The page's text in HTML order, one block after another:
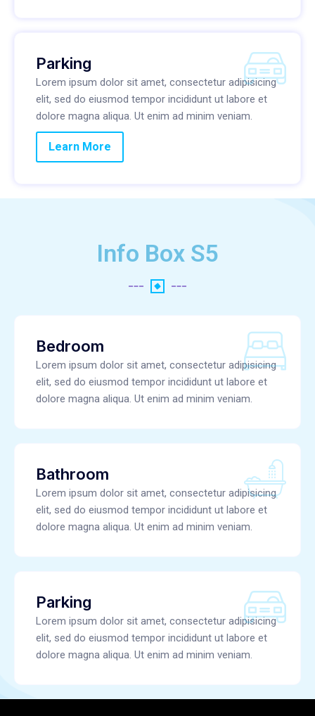
Parking
Lorem ipsum dolor sit amet, consectetur adipisicing
elit, sed do eiusmod tempor incididunt ut labore et
dolore magna aliqua. Ut enim ad minim veniam.
Learn More
Info Box S5
Bedroom
Lorem ipsum dolor sit amet, consectetur adipisicing
elit, sed do eiusmod tempor incididunt ut labore et
dolore magna aliqua. Ut enim ad minim veniam.
Bathroom
Lorem ipsum dolor sit amet, consectetur adipisicing
elit, sed do eiusmod tempor incididunt ut labore et
dolore magna aliqua. Ut enim ad minim veniam.
Parking
Lorem ipsum dolor sit amet, consectetur adipisicing
elit, sed do eiusmod tempor incididunt ut labore et
dolore magna aliqua. Ut enim ad minim veniam.